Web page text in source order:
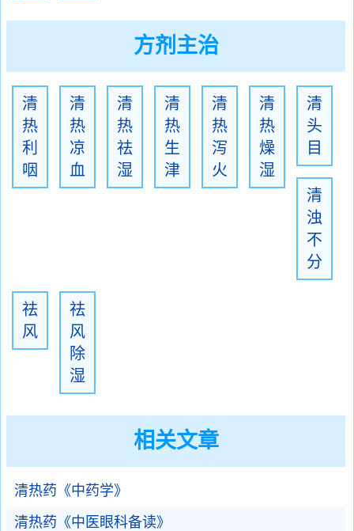
方剂主治
清
热
利
咽
清
热
凉
血
清
热
祛
湿
清
热
生
津
清
热
泻
火
清
热
燥
湿
清
头
目
清
浊
不
分
祛
风
祛
风
除
湿
相关文章
清热药《中药学》
清热药《中医眼科备读》